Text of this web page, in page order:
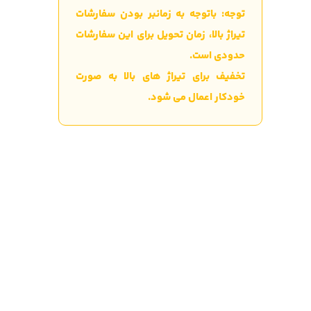
توجه: باتوجه به زمانبر بودن سفارشات
تیراژ بالا، زمان تحویل برای این سفارشات
حدودی است.
تخفیف برای تیراژ های بالا به صورت
خودکار اعمال می شود.